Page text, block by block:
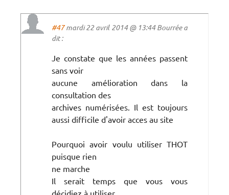
#47mardi 22 avril 2014 @ 13:44 Bourrée a
dit :
Je constate que les années passent
sans voir
aucune amélioration dans la
consultation des
archives numérisées. Il est toujours
aussi difficile d'avoir acces au site
Pourquoi avoir voulu utiliser THOT
puisque rien
ne marche
Il serait temps que vous vous
décidiez à utiliser